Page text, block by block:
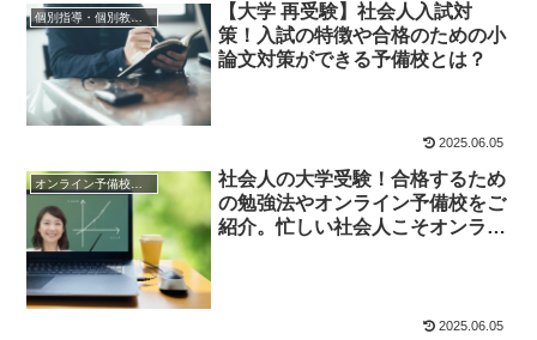
個別指導・個別教室の活用法
【大学 再受験】社会人入試対
策！入試の特徴や合格のための小
論文対策ができる予備校とは？
2025.06.05
オンライン予備校・塾の活用法
社会人の大学受験！合格するため
の勉強法やオンライン予備校をご
紹介。忙しい社会人こそオンライ
2025.06.05